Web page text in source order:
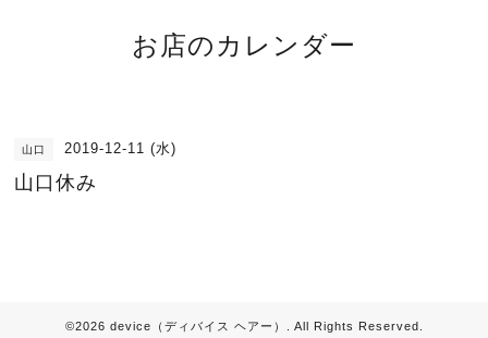
お店のカレンダー
山口 2019-12-11 (水)
山口休み
©2026 device（ディバイス ヘアー） . All Rights Reserved.